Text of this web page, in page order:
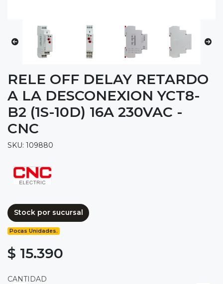
RELE OFF DELAY RETARDO
A LA DESCONEXION YCT8-
B2 (1S-10D) 16A 230VAC -
CNC
SKU: 109880
Stock por sucursal
Pocas Unidades.
$ 15.390
CANTIDAD